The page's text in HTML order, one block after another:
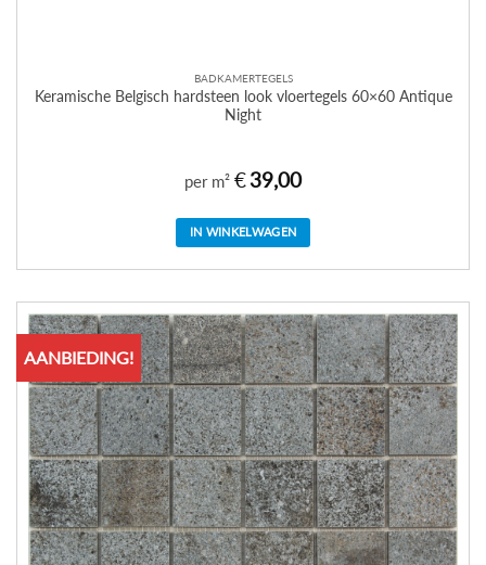
BADKAMERTEGELS
Keramische Belgisch hardsteen look vloertegels 60×60 Antique
Night
per m² €39,00
IN WINKELWAGEN
AANBIEDING!